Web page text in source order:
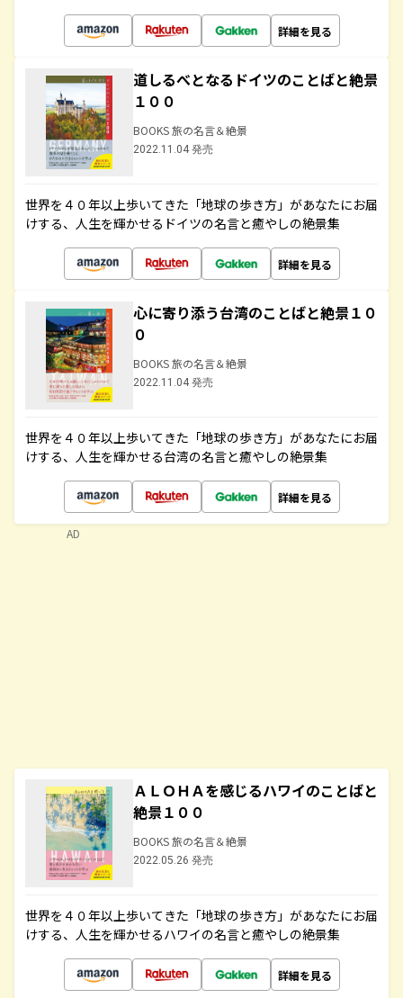
詳細を見る
道しるべとなるドイツのことばと絶景
１００
BOOKS 旅の名言＆絶景
2022.11.04 発売
世界を４０年以上歩いてきた「地球の歩き方」があなたにお届
けする、人生を輝かせるドイツの名言と癒やしの絶景集
詳細を見る
心に寄り添う台湾のことばと絶景１０
０
BOOKS 旅の名言＆絶景
2022.11.04 発売
世界を４０年以上歩いてきた「地球の歩き方」があなたにお届
けする、人生を輝かせる台湾の名言と癒やしの絶景集
詳細を見る
ＡＬＯＨＡを感じるハワイのことばと
絶景１００
BOOKS 旅の名言＆絶景
2022.05.26 発売
世界を４０年以上歩いてきた「地球の歩き方」があなたにお届
けする、人生を輝かせるハワイの名言と癒やしの絶景集
詳細を見る
AD